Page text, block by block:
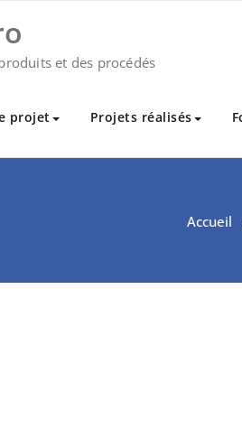
et des procédés
projet Projets réalisés
Accueil